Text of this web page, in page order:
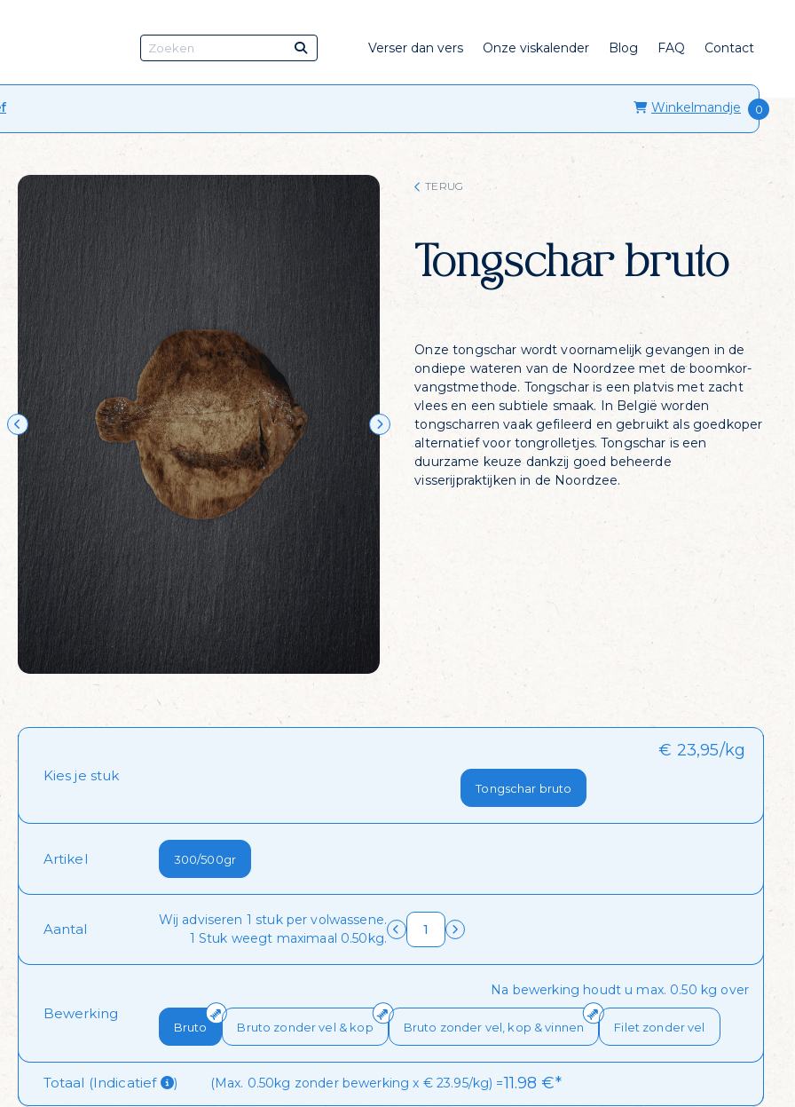
Verser dan vers Onze viskalender Blog FAQ Contact
Winkelmandje
TERUG
Tongschar bruto
Onze tongschar wordt voornamelijk gevangen in de
ondiepe wateren van de Noordzee met de boomkor-
vangstmethode. Tongschar is een platvis met zacht
vlees en een subtiele smaak. In België worden
tongscharren vaak gefileerd en gebruikt als goedkoper
alternatief voor tongrolletjes. Tongschar is een
duurzame keuze dankzij goed beheerde
visserijpraktijken in de Noordzee.
Kies je stuk
€ 23,95/kg
Tongschar bruto
Artikel 300/500gr
Aantal
Wij adviseren 1 stuk per volwassene.
1 Stuk weegt maximaal 0.50kg.
Bewerking
Na bewerking houdt u max. 0.50 kg over
Bruto Bruto zonder vel & kop Bruto zonder vel, kop & vinnen Filet zonder vel
Totaal (Indicatief ) (Max. 0.50kg zonder bewerking x € 23.95/kg) =11.98 €*
dagelijks visvoordeel?